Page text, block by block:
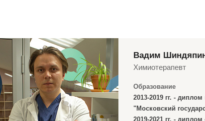
Вадим
Химиотерапевт
Образование
2013-2019 гг. -
"Московский
2019-2021 гг. -